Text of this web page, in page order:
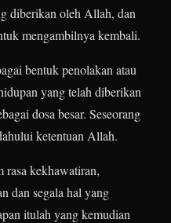
diberikan oleh Allah, dan
mengambilnya kembali.
bentuk penolakan atau
yang telah diberikan
dosa besar. Seseorang
ketentuan Allah.
rasa kekhawatiran,
dan segala hal yang
itulah yang kemudian